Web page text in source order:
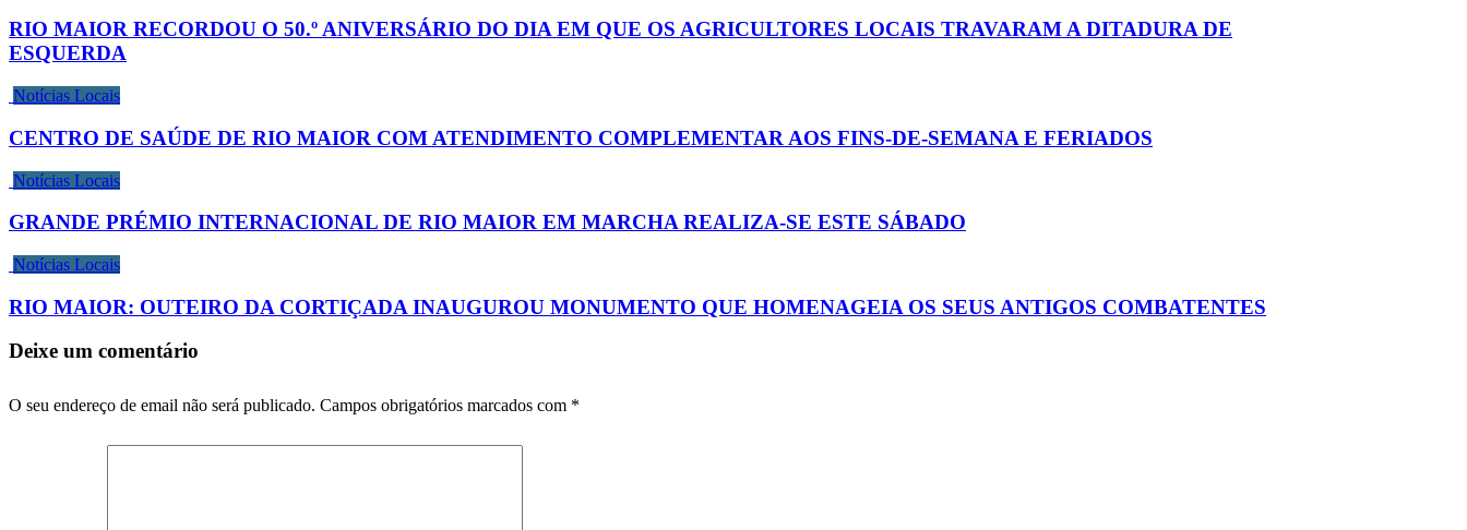
RIO MAIOR RECORDOU O 50.º ANIVERSÁRIO DO DIA EM QUE OS AGRICULTORES LOCAIS TRAVARAM A DITADURA DE
ESQUERDA
Notícias Locais
CENTRO DE SAÚDE DE RIO MAIOR COM ATENDIMENTO COMPLEMENTAR AOS FINS-DE-SEMANA E FERIADOS
Notícias Locais
GRANDE PRÉMIO INTERNACIONAL DE RIO MAIOR EM MARCHA REALIZA-SE ESTE SÁBADO
Notícias Locais
RIO MAIOR: OUTEIRO DA CORTIÇADA INAUGUROU MONUMENTO QUE HOMENAGEIA OS SEUS ANTIGOS COMBATENTES
Deixe um comentário
O seu endereço de email não será publicado. Campos obrigatórios marcados com *